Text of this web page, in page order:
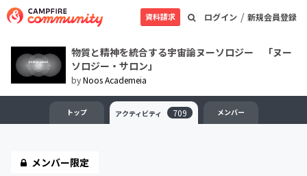
ログイン / 新規会員登録
資料請求
物質と精神を統合する宇宙論ヌーソロジー 「ヌー
ソロジー・サロン」
byNoos Academeia
トップ アクティビティ 709 メンバー
メンバー限定